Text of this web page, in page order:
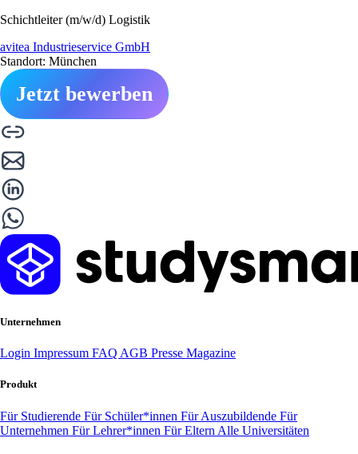
Schichtleiter (m/w/d) Logistik
avitea Industrieservice GmbH
Standort: München
Jetzt bewerben
Unternehmen
Login Impressum FAQ AGB Presse Magazine
Produkt
Für Studierende Für Schüler*innen Für Auszubildende Für
Unternehmen Für Lehrer*innen Für Eltern Alle Universitäten